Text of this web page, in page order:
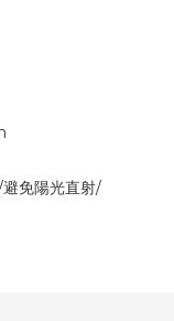
免陽光直射/